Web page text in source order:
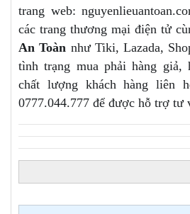
trang web:
các trang thương mại điện tử
An Toàn như Tiki, Lazada,
tình trạng mua phải hàng giả,
chất lượng khách hàng liên
0777.044.777 để được hỗ trợ tư